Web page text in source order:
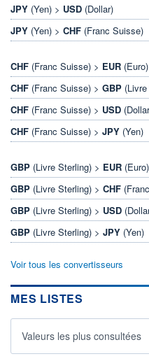
JPY (Yen) > USD (Dollar)
JPY (Yen) > CHF (Franc Suisse)
CHF (Franc Suisse) > EUR (Euro)
CHF (Franc Suisse) > GBP
CHF (Franc Suisse) > USD
CHF (Franc Suisse) > JPY (Yen)
GBP (Livre Sterling) > EUR (Euro)
GBP (Livre Sterling) > CHF
GBP (Livre Sterling) > USD
GBP (Livre Sterling) > JPY (Yen)
Voir tous les convertisseurs
MES LISTES
Valeurs les plus consultées